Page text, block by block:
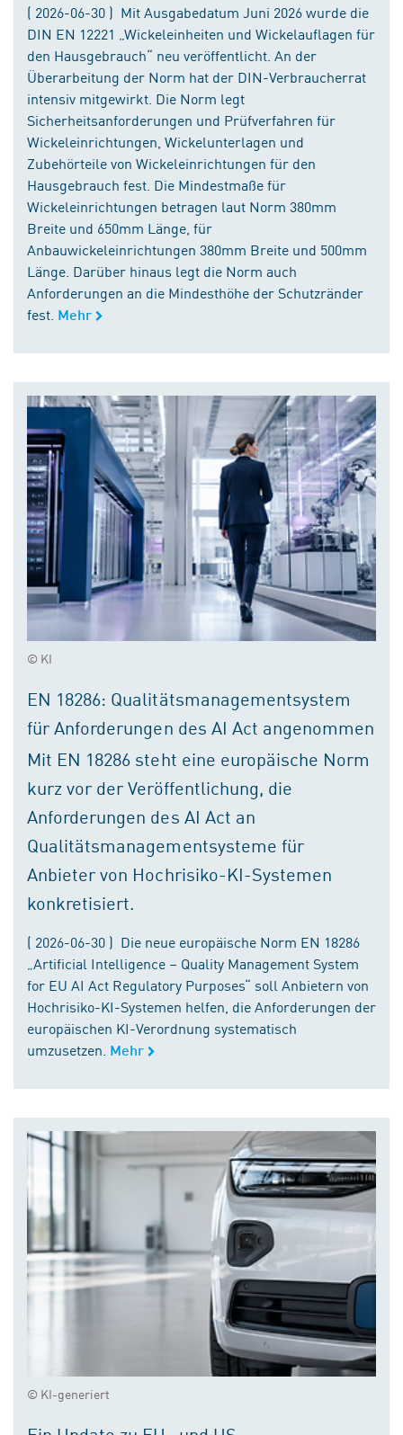
( 2026-06-30 ) Mit Ausgabedatum Juni 2026 wurde die
DIN EN 12221 „Wickeleinheiten und Wickelauflagen für
den Hausgebrauch“ neu veröffentlicht. An der
Überarbeitung der Norm hat der DIN-Verbraucherrat
intensiv mitgewirkt. Die Norm legt
Sicherheitsanforderungen und Prüfverfahren für
Wickeleinrichtungen, Wickelunterlagen und
Zubehörteile von Wickeleinrichtungen für den
Hausgebrauch fest. Die Mindestmaße für
Wickeleinrichtungen betragen laut Norm 380mm
Breite und 650mm Länge, für
Anbauwickeleinrichtungen 380mm Breite und 500mm
Länge. Darüber hinaus legt die Norm auch
Anforderungen an die Mindesthöhe der Schutzränder
fest. Mehr
© KI
EN 18286: Qualitätsmanagementsystem
für Anforderungen des AI Act angenommen
Mit EN 18286 steht eine europäische Norm
kurz vor der Veröffentlichung, die
Anforderungen des AI Act an
Qualitätsmanagementsysteme für
Anbieter von Hochrisiko-KI-Systemen
konkretisiert.
( 2026-06-30 ) Die neue europäische Norm EN 18286
„Artificial Intelligence – Quality Management System
for EU AI Act Regulatory Purposes“ soll Anbietern von
Hochrisiko-KI-Systemen helfen, die Anforderungen der
europäischen KI-Verordnung systematisch
umzusetzen. Mehr
© KI-generiert